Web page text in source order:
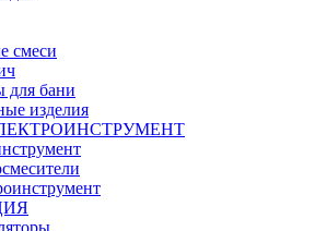
смеси
для бани
изделия